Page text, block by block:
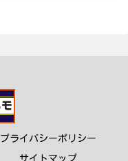
プライバシーポリシー
サイトマップ